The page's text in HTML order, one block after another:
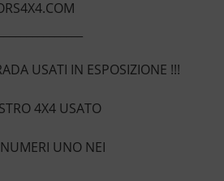
USATI IN ESPOSIZIONE !!!
4X4 USATO
UNO NEI